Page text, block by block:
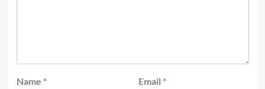
Name * Email *